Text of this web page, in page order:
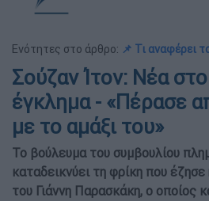
Ενότητες στο άρθρο: 📌 Τι αναφέρει
Σούζαν Ίτον: Νέα
έγκλημα - «Πέρασε
με το αμάξι του»
Το βούλευμα του συμβουλίου
καταδεικνύει τη φρίκη που έζησε
του Γιάννη Παρασκάκη, ο οποίος